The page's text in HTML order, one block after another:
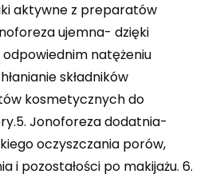
aktywne z preparatów
ujemna- dzięki
natężeniu
składników
kosmetycznych do
Jonoforeza dodatnia-
oczyszczania porów,
i pozostałości po makijażu. 6.